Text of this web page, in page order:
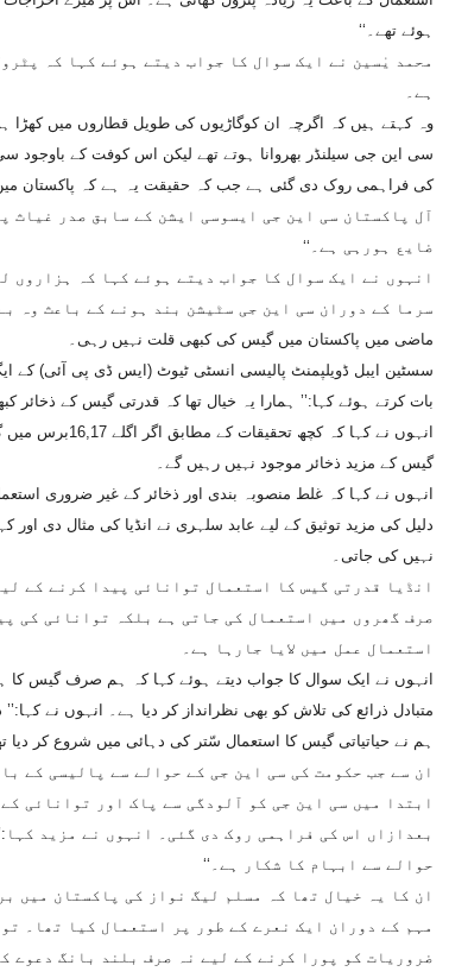
ہوئے تھے۔‘‘
محمد یٰسین نے ایک سوال کا جواب دیتے ہوئے کہا کہ
ہے۔
وہ کہتے ہیں کہ اگرچہ ان کوگاڑیوں کی طویل قطاروں میں کھڑا
سی این جی سیلنڈر بھروانا ہوتے تھے لیکن اس کوفت کے
کی فراہمی روک دی گئی ہے جب کہ حقیقت یہ ہے کہ پاکستان میں 20لاکھ کاروں میں سی این جی سیلنڈر نصب
آل پاکستان سی این جی ایسوسی ایشن کے سابق صدر غیاث
ضایع ہورہی ہے۔‘‘
انہوں نے ایک سوال کا جواب دیتے ہوئے کہا کہ ہزاروں
سرما کے دوران سی این جی سٹیشن بند ہونے کے باعث وہ
ماضی میں پاکستان میں گیس کی کبھی قلت نہیں رہی۔
سسٹین ایبل ڈویلپمنٹ پالیسی انسٹی ٹیوٹ (ایس ڈی پی آئی) کے
بات کرتے ہوئے کہا:’’ ہمارا یہ خیال تھا کہ قدرتی گیس کے ذخائر
انہوں نے کہا کہ
گیس کے مزید ذخائر موجود نہیں رہیں گے۔
انہوں نے کہا کہ غلط منصوبہ بندی اور ذخائر کے غیر ضروری
دلیل کی مزید توثیق کے لیے عابد سلہری نے انڈیا کی مثال دی اور
نہیں کی جاتی۔
انڈیا قدرتی گیس کا استعمال توانائی پیدا کرنے کے
صرف گھروں میں استعمال کی جاتی ہے بلکہ توانائی کی
استعمال عمل میں لایا جارہا ہے۔
انہوں نے ایک سوال کا جواب دیتے ہوئے کہا کہ ہم صرف گیس کا
متبادل ذرائع کی تلاش کو بھی نظرانداز کر دیا ہے۔ انہوں نے
ہم نے حیاتیاتی گیس کا استعمال سّتر کی دہائی میں شروع کر دیا
ان سے جب حکومت کی سی این جی کے حوالے سے پالیسی کے
ابتدا میں سی این جی کو آلودگی سے پاک اور توانائی
بعدازاں اس کی فراہمی روک دی گئی۔ انہوں نے مزید
حوالے سے ابہام کا شکار ہے۔‘‘
ان کا یہ خیال تھا کہ مسلم لیگ نواز کی پاکستان میں
مہم کے دوران ایک نعرے کے طور پر استعمال کیا تھا۔
ضروریات کو پورا کرنے کے لیے نہ صرف بلند بانگ دعوے